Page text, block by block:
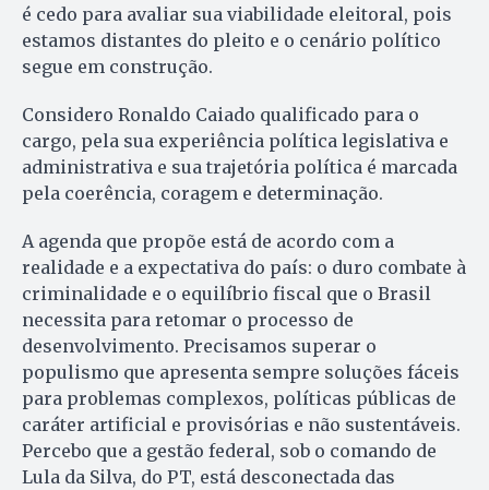
é cedo para avaliar sua viabilidade eleitoral, pois
estamos distantes do pleito e o cenário político
segue em construção.
Considero Ronaldo Caiado qualificado para o
cargo, pela sua experiência política legislativa e
administrativa e sua trajetória política é marcada
pela coerência, coragem e determinação.
A agenda que propõe está de acordo com a
realidade e a expectativa do país: o duro combate à
criminalidade e o equilíbrio fiscal que o Brasil
necessita para retomar o processo de
desenvolvimento. Precisamos superar o
populismo que apresenta sempre soluções fáceis
para problemas complexos, políticas públicas de
caráter artificial e provisórias e não sustentáveis.
Percebo que a gestão federal, sob o comando de
Lula da Silva, do PT, está desconectada das